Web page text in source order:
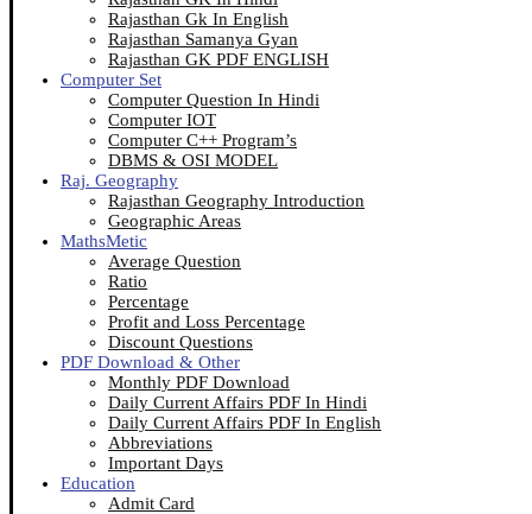
Rajasthan Gk In English
Rajasthan Samanya Gyan
Rajasthan GK PDF ENGLISH
Computer Set
Computer Question In Hindi
Computer IOT
Computer C++ Program’s
DBMS & OSI MODEL
Raj. Geography
Rajasthan Geography Introduction
Geographic Areas
MathsMetic
Average Question
Ratio
Percentage
Profit and Loss Percentage
Discount Questions
PDF Download & Other
Monthly PDF Download
Daily Current Affairs PDF In Hindi
Daily Current Affairs PDF In English
Abbreviations
Important Days
Education
Admit Card